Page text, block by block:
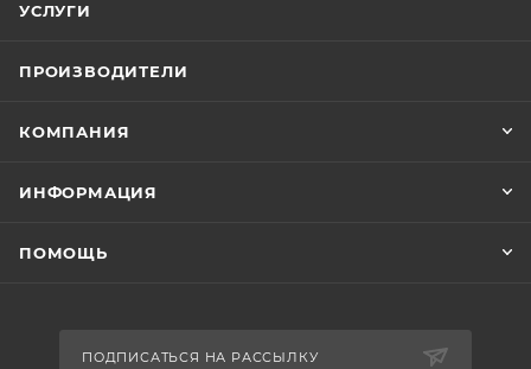
УСЛУГИ
ПРОИЗВОДИТЕЛИ
КОМПАНИЯ
ИНФОРМАЦИЯ
ПОМОЩЬ
ПОДПИСАТЬСЯ НА РАССЫЛКУ